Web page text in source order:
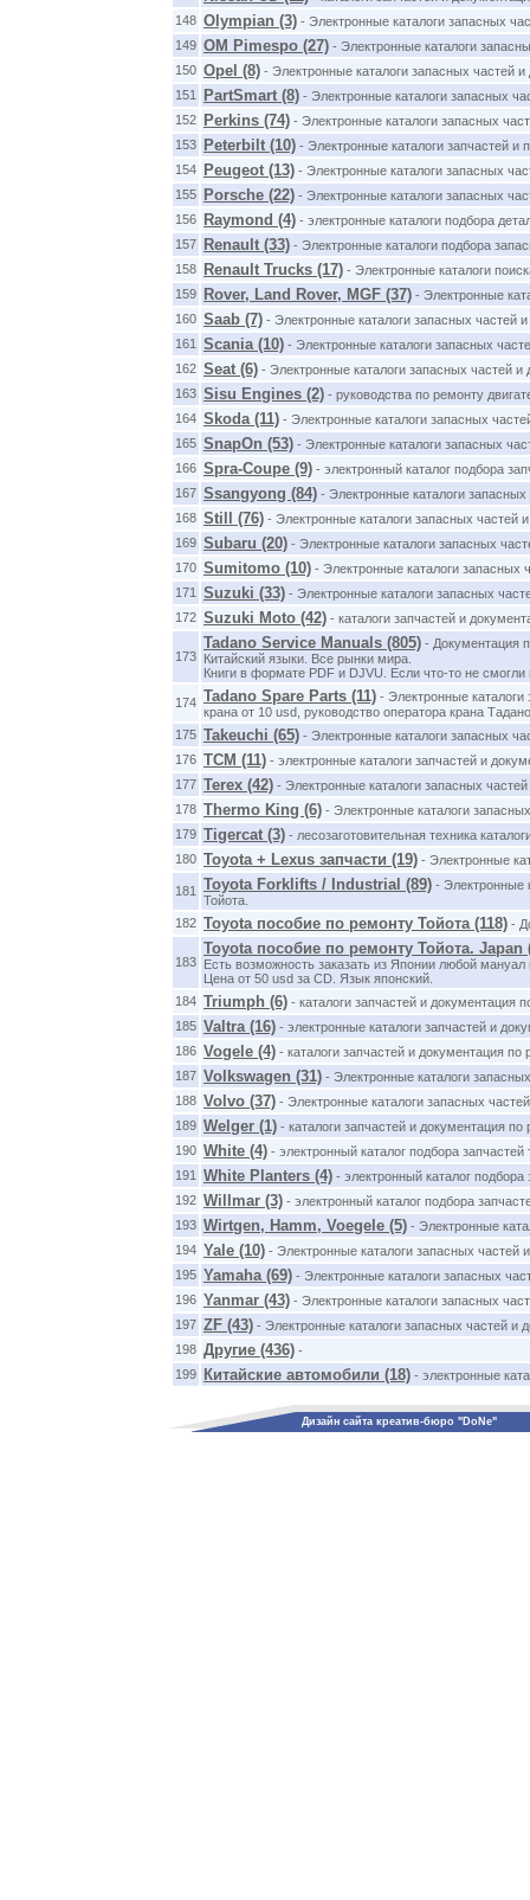
148 Olympian (3) - Электронные каталоги запасных
149 OM Pimespo (27) - Электронные каталоги
150 Opel (8) - Электронные каталоги запасных частей
151
PartSmart (8) - Электронные каталоги запасных
152
Perkins (74) - Электронные каталоги запасных
153
Peterbilt (10) - Электронные каталоги запчастей и
154
Peugeot (13) - Электронные каталоги запасных
155
Porsche (22) - Электронные каталоги запасных
156
Raymond (4) - электронные каталоги подбора
157
Renault (33) - Электронные каталоги подбора
158
Renault Trucks (17) - Электронные каталоги
159
Rover, Land Rover, MGF (37) - Электронные
160 Saab (7) - Электронные каталоги запасных частей
161
Scania (10) - Электронные каталоги запасных
162 Seat (6) - Электронные каталоги запасных частей
163 Sisu Engines (2) - руководства по ремонту
164 Skoda (11) - Электронные каталоги запасных
165 SnapOn (53) - Электронные каталоги запасных
166 Spra-Coupe (9) - электронный каталог подбора
167 Ssangyong (84) - Электронные каталоги
168 Still (76) - Электронные каталоги запасных частей
169 Subaru (20) - Электронные каталоги запасных
170 Sumitomo (10) - Электронные каталоги запасных
171
Suzuki (33) - Электронные каталоги запасных
172 Suzuki Moto (42) - каталоги запчастей и
173
Tadano Service Manuals (805) - Документация
Китайский языки. Все рынки мира.
Книги в формате PDF и DJVU. Если что-то не
174 Tadano Spare Parts (11) - Электронные
крана от 10 usd, руководство оператора крана
175 Takeuchi (65) - Электронные каталоги запасных
176 TCM (11) - электронные каталоги запчастей и
177 Terex (42) - Электронные каталоги запасных
178 Thermo King (6) - Электронные каталоги
179 Tigercat (3) - лесозаготовительная техника
180 Toyota + Lexus запчасти (19) - Электронные
181 Toyota Forklifts / Industrial (89) - Электронные
Тойота.
182 Toyota пособие по ремонту Тойота (118) -
183
Toyota пособие по ремонту Тойота. Japan
Есть возможность заказать из Японии любой
Цена от 50 usd за CD. Язык японский.
184 Triumph (6) - каталоги запчастей и документация
185 Valtra (16) - электронные каталоги запчастей и
186 Vogele (4) - каталоги запчастей и документация по
187 Volkswagen (31) - Электронные каталоги
188 Volvo (37) - Электронные каталоги запасных
189 Welger (1) - каталоги запчастей и документация по
190 White (4) - электронный каталог подбора
191
White Planters (4) - электронный каталог
192 Willmar (3) - электронный каталог подбора
193 Wirtgen, Hamm, Voegele (5) - Электронные
194 Yale (10) - Электронные каталоги запасных частей
195 Yamaha (69) - Электронные каталоги запасных
196 Yanmar (43) - Электронные каталоги запасных
197 ZF (43) - Электронные каталоги запасных частей и
198 Другие (436) -
199
Китайские автомобили (18) - электронные
Дизайн сайта креатив-бюро "DoNe"